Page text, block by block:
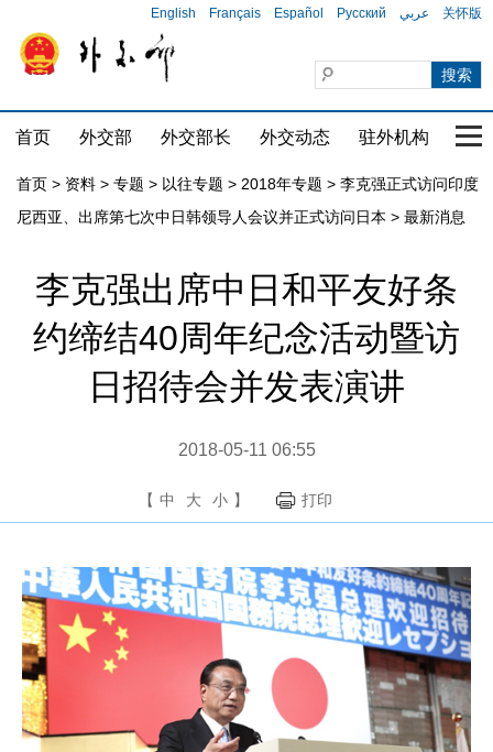
English Français Español Русский عربي 关怀版
首页 外交部 外交部长 外交动态 驻外机构 国
首页 > 资料 > 专题 > 以往专题 > 2018年专题 > 李克强正式访问印度
尼西亚、出席第七次中日韩领导人会议并正式访问日本 > 最新消息
李克强出席中日和平友好条
约缔结40周年纪念活动暨访
日招待会并发表演讲
2018-05-11 06:55
【 中 大 小 】 打印